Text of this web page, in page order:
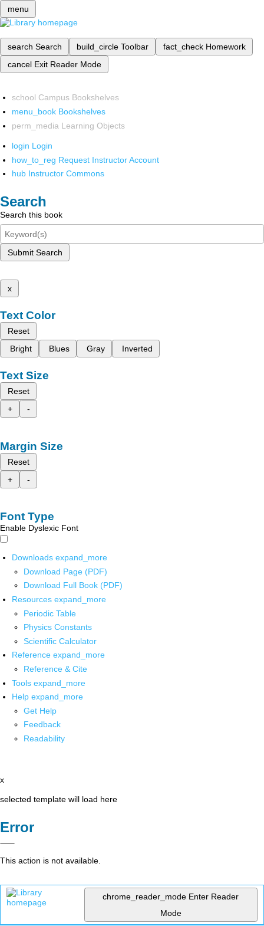
menu
search Search build_circle Toolbar fact_check Homework
cancel Exit Reader Mode
school Campus Bookshelves
menu_book Bookshelves
perm_media Learning Objects
login Login
how_to_reg Request Instructor Account
hub Instructor Commons
Search
Search this book
Submit Search
x
Text Color
Reset
Bright
Blues Gray Inverted
Text Size
Reset
+
-
Margin Size
Reset
+
-
Font Type
Enable Dyslexic Font
Downloads expand_more
Download Page (PDF)
Download Full Book (PDF)
Resources expand_more
Periodic Table
Physics Constants
Scientific Calculator
Reference expand_more
Reference & Cite
Tools expand_more
Help expand_more
Get Help
Feedback
Readability
x
selected template will load here
Error
This action is not available.
chrome_reader_mode Enter Reader
Mode